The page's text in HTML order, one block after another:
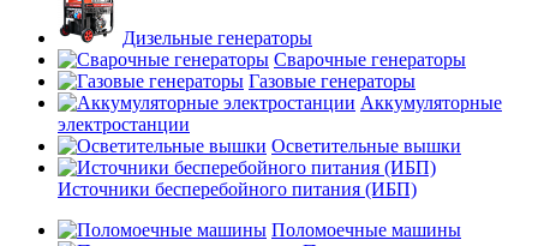
Дизельные генераторы
Сварочные генераторы
Газовые генераторы
Аккумуляторные
электростанции
Осветительные вышки
Источники бесперебойного питания (ИБП)
Поломоечные машины